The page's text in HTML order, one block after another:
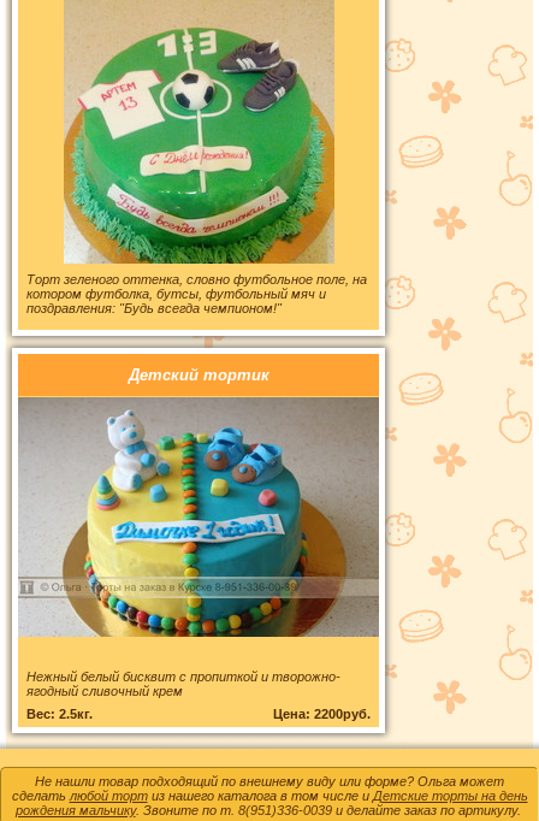
Торт зеленого оттенка, словно футбольное поле, на
котором футболка, бутсы, футбольный мяч и
поздравления: "Будь всегда чемпионом!"
Детский тортик
Нежный белый бисквит с пропиткой и творожно-
ягодный сливочный крем
Вес: 2.5кг.
Цена: 2200руб.
Не нашли товар подходящий по внешнему виду или форме? Ольга может
сделать любой тортиз нашего каталога в том числе и Детские торты на день
рождения мальчику. Звоните по т. 8(951)336-0039и делайте заказ по артикулу.